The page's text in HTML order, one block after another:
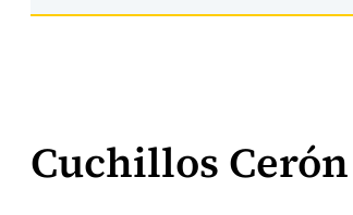
Cuchillos Cerón